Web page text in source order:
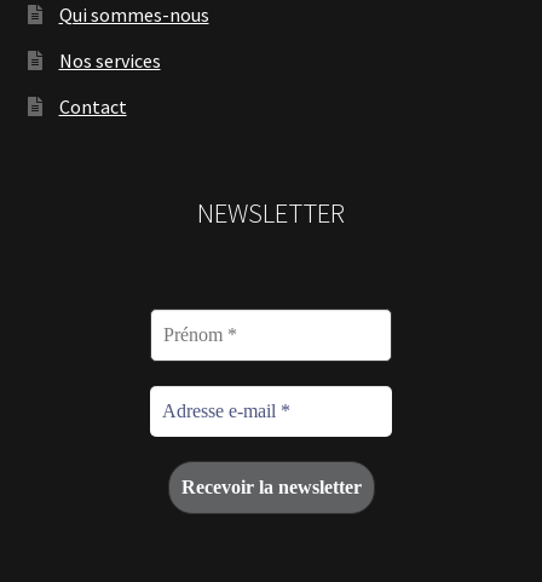
Qui sommes-nous
Nos services
Contact
NEWSLETTER